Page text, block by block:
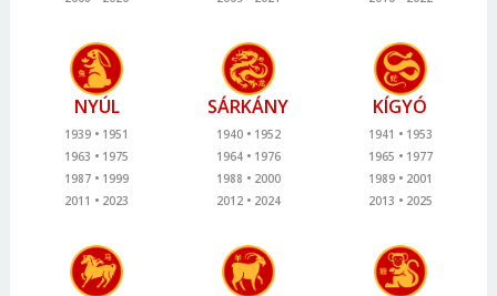
NYÚL
1939
1951
1963
1975
1987
1999
2011
2023
SÁRKÁNY
1940
1952
1964
1976
1988
2000
2012
2024
KÍGYÓ
1941
1953
1965
1977
1989
2001
2013
2025